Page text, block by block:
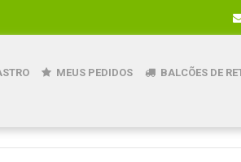
MEUS PEDIDOS BALCÕES DE